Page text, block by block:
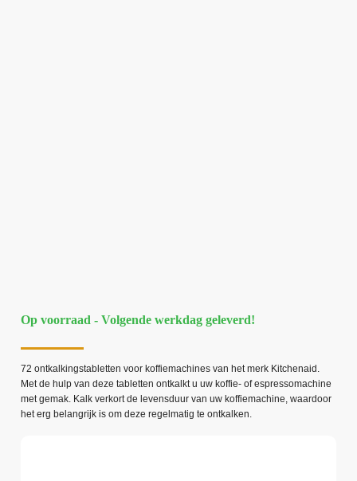
Op voorraad - Volgende werkdag geleverd!
72 ontkalkingstabletten voor koffiemachines van het merk Kitchenaid.
Met de hulp van deze tabletten ontkalkt u uw koffie- of espressomachine
met gemak. Kalk verkort de levensduur van uw koffiemachine, waardoor
het erg belangrijk is om deze regelmatig te ontkalken.